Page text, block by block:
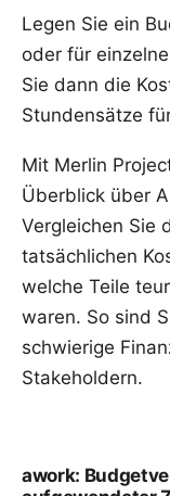
Legen Sie ein
oder für
Sie dann die
Stundensätze
Mit Merlin
Überblick über
Vergleichen Sie
tatsächlichen
welche Teile
waren. So sind
schwierige
Stakeholdern.
awork: